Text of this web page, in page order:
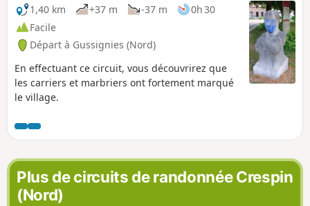
1,40 km
+37 m -37 m
0h 30
Facile
Départ à Gussignies (Nord)
En effectuant ce circuit, vous découvrirez que
les carriers et marbriers ont fortement marqué
le village.
Plus de circuits de randonnée Crespin
(Nord)